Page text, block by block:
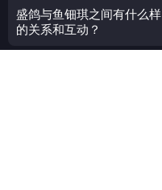
盛鸽与鱼钿琪之间有什么样
的关系和互动？